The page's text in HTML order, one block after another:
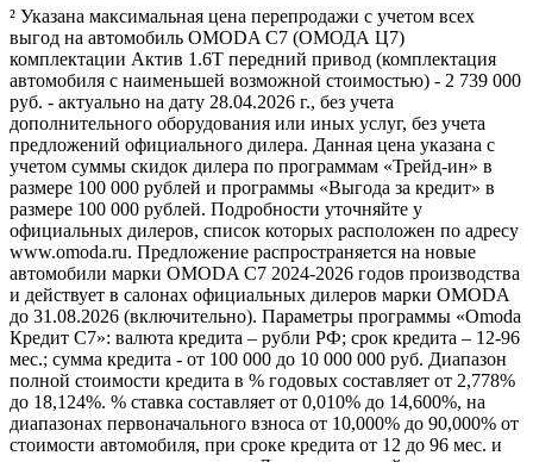
² Указана максимальная цена перепродажи с учетом всех
выгод на автомобиль OMODA C7 (ОМОДА Ц7)
комплектации Актив 1.6T передний привод (комплектация
автомобиля с наименьшей возможной стоимостью) - 2 739 000
руб. - актуально на дату 28.04.2026 г., без учета
дополнительного оборудования или иных услуг, без учета
предложений официального дилера. Данная цена указана с
учетом суммы скидок дилера по программам «Трейд-ин» в
размере 100 000 рублей и программы «Выгода за кредит» в
размере 100 000 рублей. Подробности уточняйте у
официальных дилеров, список которых расположен по адресу
www.omoda.ru. Предложение распространяется на новые
автомобили марки OMODA C7 2024-2026 годов производства
и действует в салонах официальных дилеров марки OMODA
до 31.08.2026 (включительно). Параметры программы «Omoda
Кредит C7»: валюта кредита – рубли РФ; срок кредита – 12-96
мес.; сумма кредита - от 100 000 до 10 000 000 руб. Диапазон
полной стоимости кредита в % годовых составляет от 2,778%
до 18,124%. % ставка составляет от 0,010% до 14,600%, на
диапазонах первоначального взноса от 10,000% до 90,000% от
стоимости автомобиля, при сроке кредита от 12 до 96 мес. и